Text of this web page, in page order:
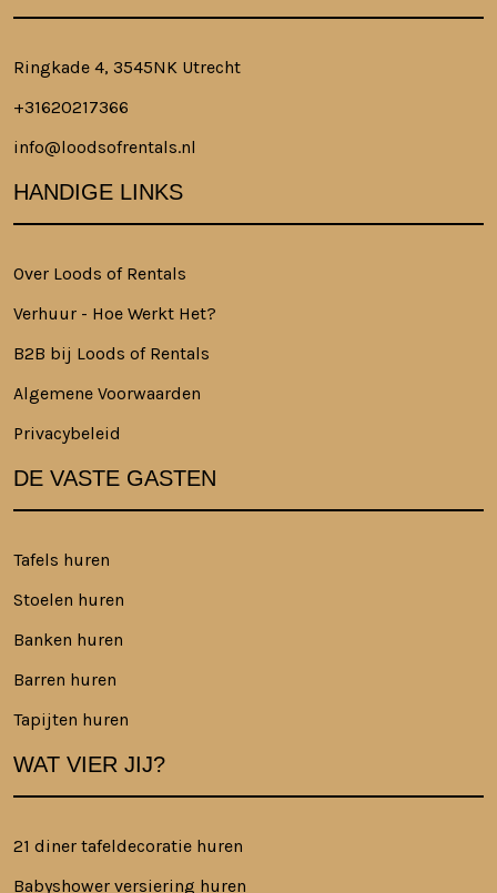
Ringkade 4, 3545NK Utrecht
+31620217366
info@loodsofrentals.nl
HANDIGE LINKS
Over Loods of Rentals
Verhuur - Hoe Werkt Het?
B2B bij Loods of Rentals
Algemene Voorwaarden
Privacybeleid
DE VASTE GASTEN
Tafels huren
Stoelen huren
Banken huren
Barren huren
Tapijten huren
WAT VIER JIJ?
21 diner tafeldecoratie huren
Babyshower versiering huren